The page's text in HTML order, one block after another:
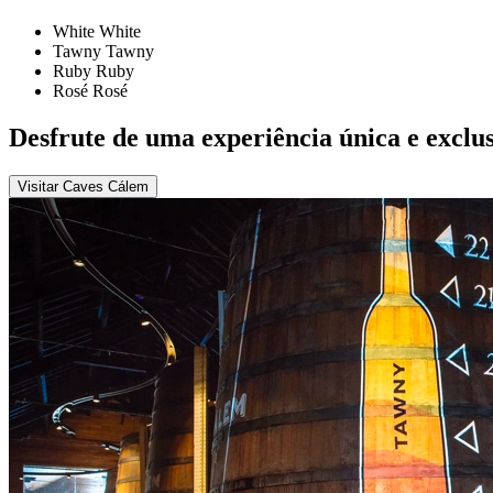
White White
Tawny Tawny
Ruby Ruby
Rosé Rosé
Desfrute de uma experiência única e
Visitar Caves Cálem